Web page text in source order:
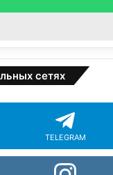
сетях
TELEGRAM